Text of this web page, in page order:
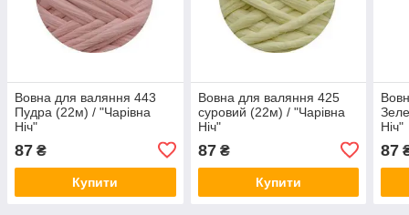
Вовна для валяння 443
Пудра (22м) / "Чарівна
Ніч"
87 ₴
Купити
Вовна для валяння 425
суровий (22м) / "Чарівна
Ніч"
87₴
Купити
Ніч"
87